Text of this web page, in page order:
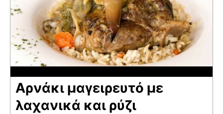
Αρνάκι μαγειρευτό με
λαχανικά και ρύζι